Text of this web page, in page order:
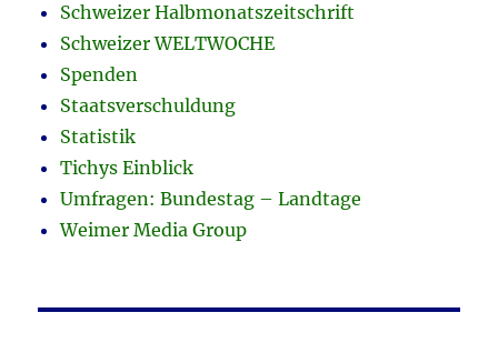
Schweizer Halbmonatszeitschrift
Schweizer WELTWOCHE
Spenden
Staatsverschuldung
Statistik
Tichys Einblick
Umfragen: Bundestag – Landtage
Weimer Media Group